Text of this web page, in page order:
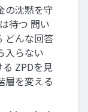
の沈黙を守
待つ 問い
どんな回答
入らない
ZPDを見
層を変える